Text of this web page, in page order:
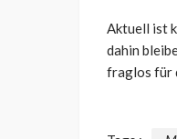
Aktuell ist
dahin
fraglos für